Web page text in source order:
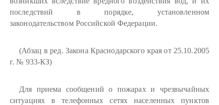
последствий в порядке, установленном
законодательством Российской Федерации.
(Абзац в ред. Закона Краснодарского края от 25.10.2005
г. № 933-КЗ)
Для приема сообщений о пожарах и чрезвычайных
ситуациях в телефонных сетях населенных пунктов